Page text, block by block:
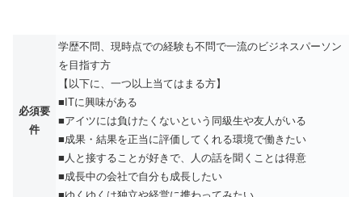
必須要
件
学歴不問、現時点での経験も不問で一流のビジネスパーソン
を目指す方
【以下に、一つ以上当てはまる方】
■ITに興味がある
■アイツには負けたくないという同級生や友人がいる
■成果・結果を正当に評価してくれる環境で働きたい
■人と接することが好きで、人の話を聞くことは得意
■成長中の会社で自分も成長したい